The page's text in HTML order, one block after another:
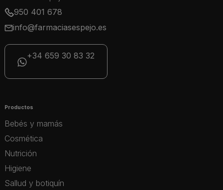
950 401 678
info@farmaciasespejo.es
+34 659 30 83 32
Productos
Bebés y mamás
Cosmética
Nutrición
Higiene
Sallud y botiquín